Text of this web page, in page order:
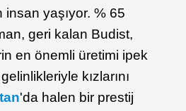
insan yaşıyor. % 65
geri kalan Budist,
en önemli üretimi ipek
kızlarını
'da halen bir prestij